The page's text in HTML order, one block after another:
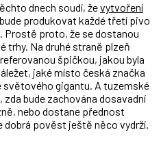
dnech soudí, ževytvoření
produkovat každé třetí pivo
Prostě proto, že se dostanou
trhy. Na druhé straně plzeň
špičkou, jakou byla
jaké místo česká značka
gigantu. A tuzemské
bude zachována dosavadní
nebo dostane přednost
pověst ještě něco vydrží.